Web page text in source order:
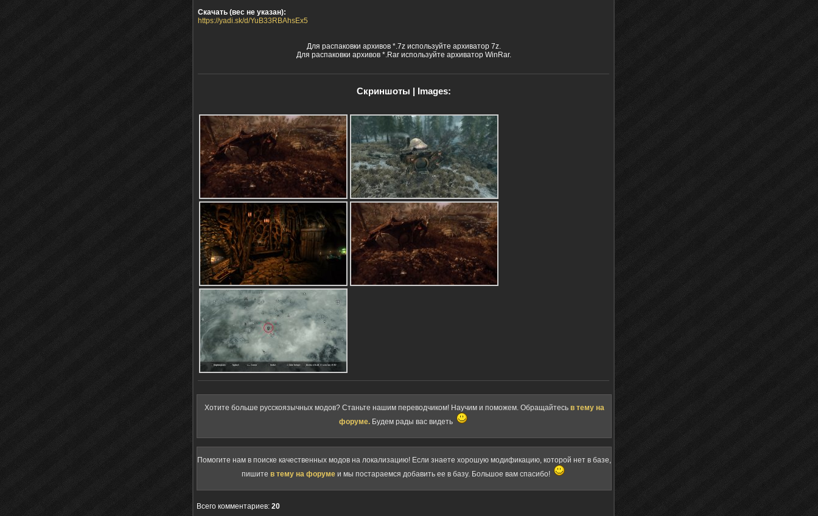
Скачать (вес не указан):
https://yadi.sk/d/YuB33RBAhsEx5
Для распаковки архивов *.7z используйте архиватор 7z.
Для распаковки архивов *.Rar используйте архиватор WinRar.
Скриншоты | Images:
Хотите больше русскоязычных модов? Станьте нашим переводчиком! Научим и поможем. Обращайтесь в тему на
форуме. Будем рады вас видеть
Помогите нам в поиске качественных модов на локализацию! Если знаете хорошую модификацию, которой нет в базе,
пишите в тему на форуме и мы постараемся добавить ее в базу. Большое вам спасибо!
Всего комментариев: 20